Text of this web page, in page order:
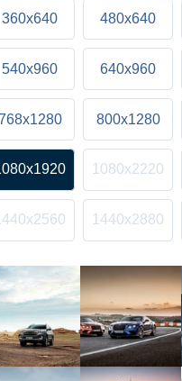
360x640 480x640
540x960 640x960
800x1280
1080x2220
1440x2880